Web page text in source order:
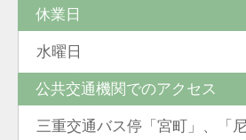
休業日
水曜日
公共交通機関でのアクセス
三重交通バス停「宮町」、「